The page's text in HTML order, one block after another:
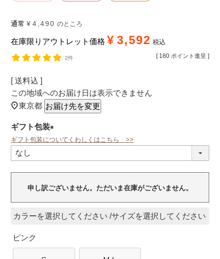
通常 ¥ 4,490 のところ
在庫限りアウトレット価格 ¥ 3,592 税込
[ 180 ポイント進呈 ]
2件
送料込
この地域へのお届け日は表示できません
東京都 お届け先を変更
ギフト包装
(必
ギフト包装についてくわしくはこちら >>
申し訳ございません。ただいま在庫がございません。
カラー サイズ
ピンク